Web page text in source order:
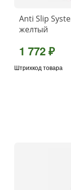
Anti Slip
желтый
1 772 ₽
Штрихкод товара